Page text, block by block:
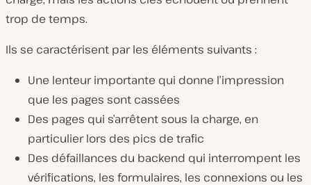
trop de temps.
Ils se caractérisent par les éléments suivants :
Une lenteur importante qui donne l’impression
que les pages sont cassées
Des pages qui s’arrêtent sous la charge, en
particulier lors des pics de trafic
Des défaillances du backend qui interrompent les
vérifications, les formulaires, les connexions ou les